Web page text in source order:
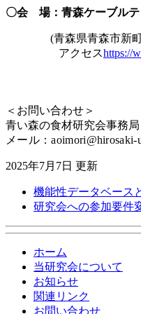
〇会 場：青森ケーブル
(青森県青森市新町2
アクセスhttps://
＜お問い合わせ＞
青い森の食材研究会事務局
メール：aoimori@hirosaki-
2025年7月7日 更新
機能性データベース
研究会への参加要件
ホーム
当研究会について
お知らせ
関連リンク
お問い合わせ